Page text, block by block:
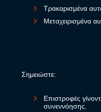
Τρακαρισμένα
Μεταχειρισμένα
Σημειώστε:
Επιστροφές
συνεννόησης.